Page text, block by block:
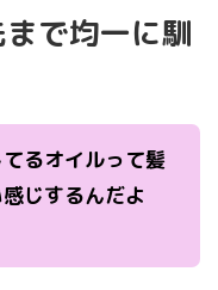
で均一に馴
るオイルって髪
じするんだよ